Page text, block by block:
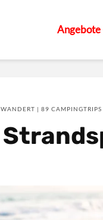
Angebote
| 89 CAMPINGTRIPS